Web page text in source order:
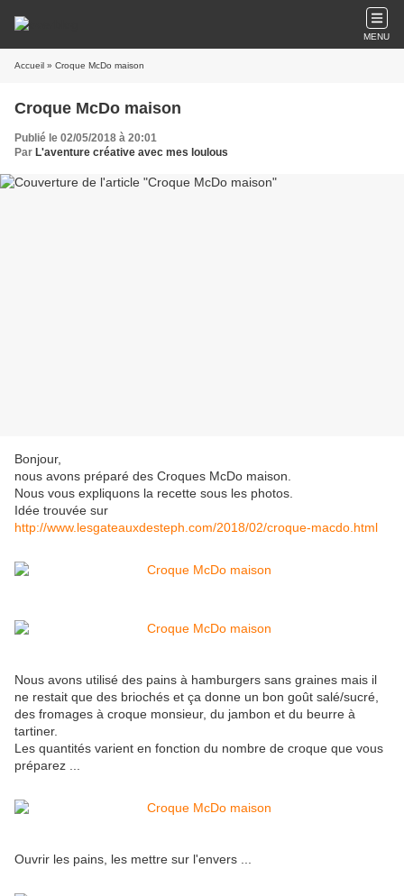
MENU
Accueil » Croque McDo maison
Croque McDo maison
Publié le 02/05/2018 à 20:01
Par L'aventure créative avec mes loulous
Bonjour,
nous avons préparé des Croques McDo maison.
Nous vous expliquons la recette sous les photos.
Idée trouvée sur
http://www.lesgateauxdesteph.com/2018/02/croque-macdo.html
Nous avons utilisé des pains à hamburgers sans graines mais il
ne restait que des briochés et ça donne un bon goût salé/sucré,
des fromages à croque monsieur, du jambon et du beurre à
tartiner.
Les quantités varient en fonction du nombre de croque que vous
préparez ...
Ouvrir les pains, les mettre sur l'envers ...